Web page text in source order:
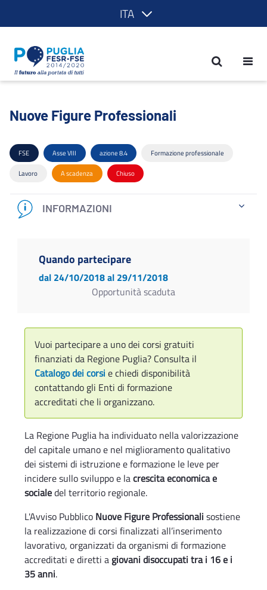
ITA
Nuove Figure Professionali - POR
Nuove Figure Professionali
FSE Asse VIII azione 8.4 Formazione professionale
Lavoro A scadenza Chiuso
INFORMAZIONI
Quando partecipare
dal 24/10/2018al 29/11/2018
Opportunità scaduta
Vuoi partecipare a uno dei corsi gratuiti
finanziati da Regione Puglia? Consulta il
Catalogo dei corsi e chiedi disponibilità
contattando gli Enti di formazione
accreditati che li organizzano.
La Regione Puglia ha individuato nella valorizzazione
del capitale umano e nel miglioramento qualitativo
dei sistemi di istruzione e formazione le leve per
incidere sullo sviluppo e lacrescita economica e
socialedel territorio regionale.
L'Avviso Pubblico Nuove Figure Professionali sostiene
la realizzazione di corsi finalizzati all’inserimento
lavorativo, organizzati da organismi di formazione
accreditati e diretti agiovani disoccupati tra i 16 e i
35 anni.